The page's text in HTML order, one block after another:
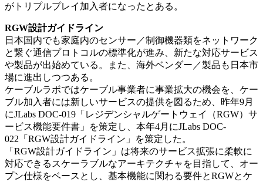
がトリプルプレイ加入者になったとある。
RGW設計ガイドライン
日本国内でも家庭内のセンサー／制御機器類をネットワーク
と繋ぐ通信プロトコルの標準化が進み、新たな対応サービス
や製品が出始めている。また、海外ベンダー／製品も日本市
場に進出しつつある。
ケーブルラボではケーブル事業者に事業拡大の機会を、ケー
ブル加入者には新しいサービスの提供を図るため、昨年9月
にJLabs DOC-019「レジデンシャルゲートウェイ（RGW）サ
ービス機能要件書」を策定し、本年4月にJLabs DOC-
022「RGW設計ガイドライン」を策定した。
「RGW設計ガイドライン」は将来のサービス拡張に柔軟に
対応できるスケーラブルなアーキテクチャを目指して、オー
プン仕様をベースとし、基本機能に関わる要件とRGWとケ